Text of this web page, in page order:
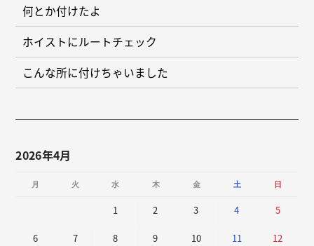
何とか付けたよ
ホイストにルートチェック
こんな所に付けちゃいました
2026年4月
月 火 水 木 金 土 日
1 2 3 4 5
6 7 8 9 10 11 12